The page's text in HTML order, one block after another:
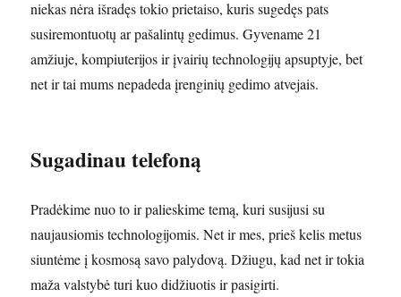
niekas nėra išradęs tokio prietaiso, kuris sugedęs pats
susiremontuotų ar pašalintų gedimus. Gyvename 21
amžiuje, kompiuterijos ir įvairių technologijų apsuptyje, bet
net ir tai mums nepadeda įrenginių gedimo atvejais.
Sugadinau telefoną
Pradėkime nuo to ir palieskime temą, kuri susijusi su
naujausiomis technologijomis. Net ir mes, prieš kelis metus
siuntėme į kosmosą savo palydovą. Džiugu, kad net ir tokia
maža valstybė turi kuo didžiuotis ir pasigirti.